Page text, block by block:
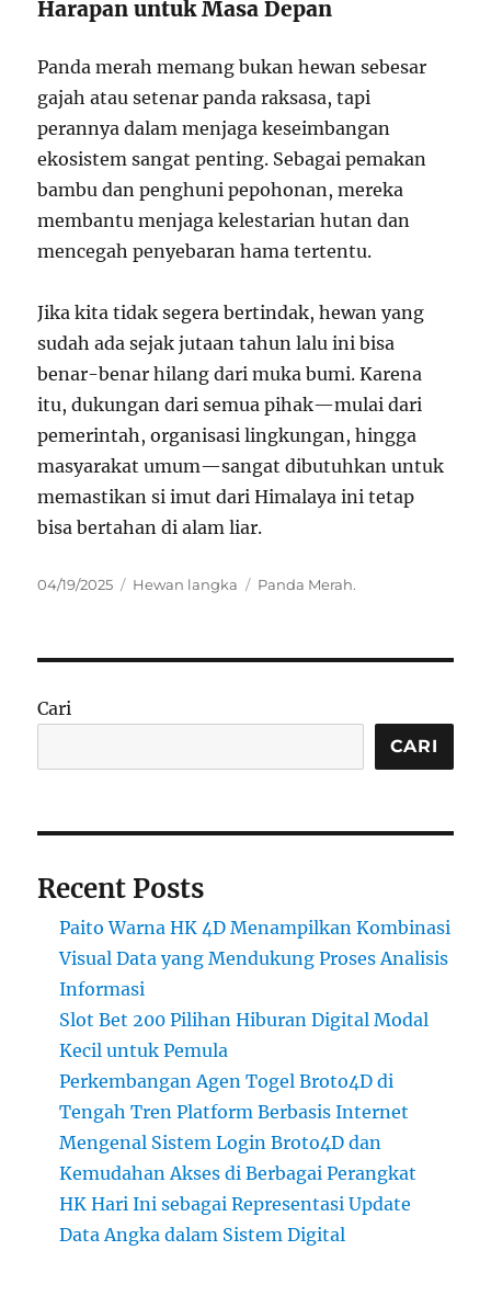
Harapan untuk Masa Depan
Panda merah memang bukan hewan sebesar
gajah atau setenar panda raksasa, tapi
perannya dalam menjaga keseimbangan
ekosistem sangat penting. Sebagai pemakan
bambu dan penghuni pepohonan, mereka
membantu menjaga kelestarian hutan dan
mencegah penyebaran hama tertentu.
Jika kita tidak segera bertindak, hewan yang
sudah ada sejak jutaan tahun lalu ini bisa
benar-benar hilang dari muka bumi. Karena
itu, dukungan dari semua pihak—mulai dari
pemerintah, organisasi lingkungan, hingga
masyarakat umum—sangat dibutuhkan untuk
memastikan si imut dari Himalaya ini tetap
bisa bertahan di alam liar.
Posted
04/19/2025 Categories
Hewan langka Tags
Panda Merah.
Cari
CARI
Recent Posts
Paito Warna HK 4D Menampilkan Kombinasi
Visual Data yang Mendukung Proses Analisis
Informasi
Slot Bet 200 Pilihan Hiburan Digital Modal
Kecil untuk Pemula
Perkembangan Agen Togel Broto4D di
Tengah Tren Platform Berbasis Internet
Mengenal Sistem Login Broto4D dan
Kemudahan Akses di Berbagai Perangkat
HK Hari Ini sebagai Representasi Update
Data Angka dalam Sistem Digital